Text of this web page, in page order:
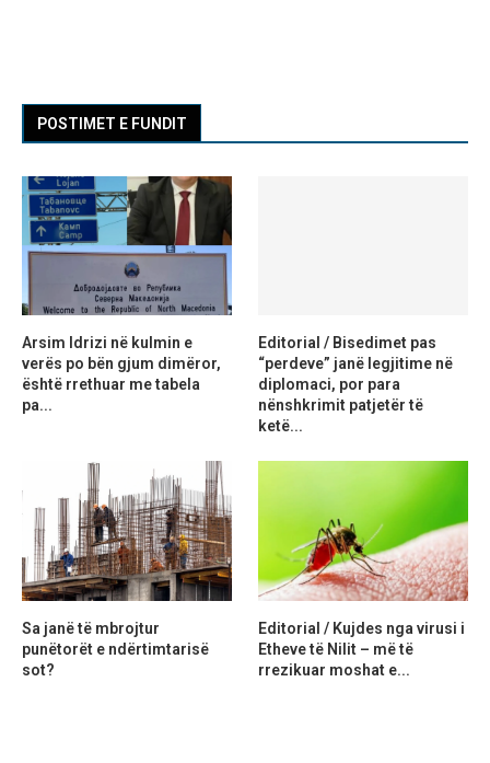
POSTIMET E FUNDIT
Arsim Idrizi në kulmin e
verës po bën gjum dimëror,
është rrethuar me tabela
pa...
Editorial / Bisedimet pas
“perdeve” janë legjitime në
diplomaci, por para
nënshkrimit patjetër të
ketë...
Sa janë të mbrojtur
punëtorët e ndërtimtarisë
sot?
Editorial / Kujdes nga virusi i
Etheve të Nilit – më të
rrezikuar moshat e...